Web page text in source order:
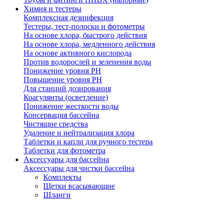
Химия и тестеры
Комплексная дезинфекция
Тестеры, тест-полоски и фотометры
На основе хлора, быстрого действия
На основе хлора, медленного действия
На основе активного кислорода
Против водорослей и зеленения воды
Понижение уровня РН
Повышение уровня РН
Для станций дозирования
Коагулянты (осветление)
Понижение жесткости воды
Консервация бассейна
Чистящие средства
Удаление и нейтрализация хлора
Таблетки и капли для ручного тестера
Таблетки для фотометра
Аксессуары для бассейна
Аксессуары для чистки бассейна
Комплекты
Щетки всасывающие
Шланги